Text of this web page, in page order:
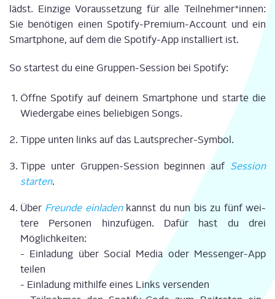
lädst. Ein­zi­ge Vor­aus­set­zung für alle Teilnehmer*innen:
Sie benö­ti­gen einen Spo­ti­fy-Pre­mi­um-Account und ein
Smart­phone, auf dem die Spo­ti­fy-App instal­liert ist.
So star­test du eine Grup­pen-Ses­si­on bei Spo­ti­fy:
Öff­ne Spo­ti­fy auf dei­nem Smart­phone und star­te die
Wie­der­ga­be eines belie­bi­gen Songs.
Tip­pe unten links auf das Laut­spre­cher-Sym­bol.
Tip­pe unter Grup­pen-Ses­si­on begin­nen auf Ses­si­on
star­ten.
Über Freun­de ein­la­denkannst du nun bis zu fünf wei­
te­re Per­so­nen hin­zu­fü­gen. Dafür hast du drei
Möglichkeiten:
- Ein­la­dung über Social Media oder Mes­sen­ger-App
teilen
- Ein­la­dung mit­hil­fe eines Links versenden